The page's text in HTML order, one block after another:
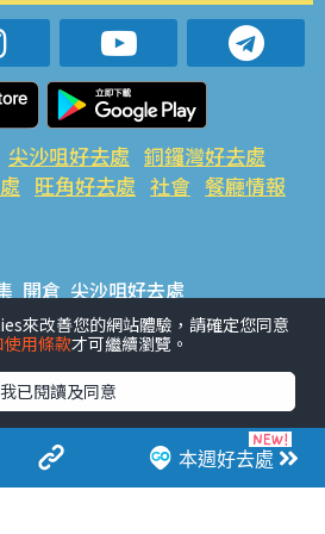
本週好去處
尖沙咀好去處 銅鑼灣好去處
旺角好去處 社會 餐廳情報
開倉 尖沙咀好去處
荃灣好去處 旺角好去處 社會
動推介 #美食社群熱話
應用程式
#限時搶
商戶中心 #著數 #網絡熱話
來改善您的網站體驗，請確定您同意
用條款才可繼續瀏覽。
我已閱讀及同意